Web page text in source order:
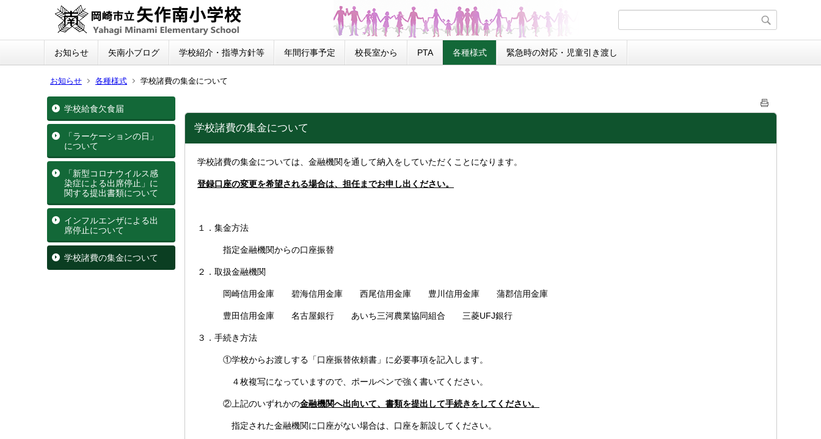
お知らせ 矢南小ブログ 学校紹介・指導方針等 年間行事予定 校長室から PTA 各種様式 緊急時の対応・児童引き渡し
お知らせ 各種様式 学校諸費の集金について
学校給食欠食届
「ラーケーションの日」
について
「新型コロナウイルス感
染症による出席停止」に
関する提出書類について
インフルエンザによる出
席停止について
学校諸費の集金について
学校諸費の集金について
学校諸費の集金については、金融機関を通して納入をしていただくことになります。
登録口座の変更を希望される場合は、担任までお申し出ください。
１．集金方法
指定金融機関からの口座振替
２．取扱金融機関
岡崎信用金庫 碧海信用金庫 西尾信用金庫 豊川信用金庫 蒲郡信用金庫
豊田信用金庫 名古屋銀行 あいち三河農業協同組合 三菱UFJ銀行
３．手続き方法
①学校からお渡しする「口座振替依頼書」に必要事項を記入します。
４枚複写になっていますので、ポールペンで強く書いてください。
②上記のいずれかの金融機関へ出向いて、書類を提出して手続きをしてください。
指定された金融機関に口座がない場合は、口座を新設してください。